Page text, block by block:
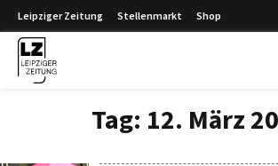
Leipziger Zeitung Stellenmarkt Shop
Tag: 12. März